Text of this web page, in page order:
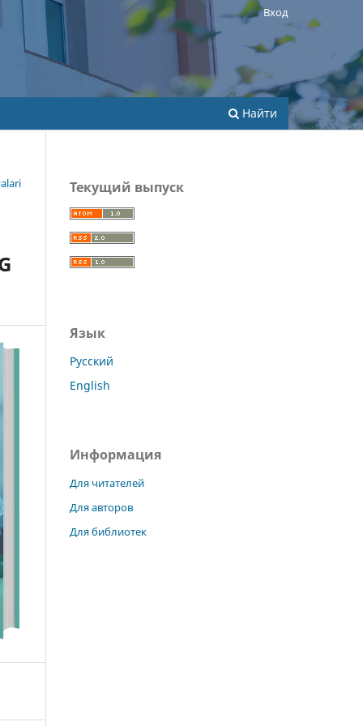
Найти
Вход
Текущий выпуск
Язык
Русский
English
Информация
Для читателей
Для авторов
Для библиотек